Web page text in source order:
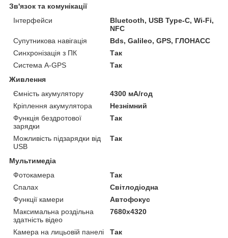
Зв'язок та комунікації
Інтерфейси
Bluetooth, USB Type-C, Wi-Fi,
NFC
Супутникова навігація
Bds, Galileo, GPS, ГЛОНАСС
Синхронізація з ПК
Так
Система A-GPS
Так
Живлення
Ємність акумулятору
4300 мА/год
Кріплення акумулятора
Незнімний
Функція бездротової
зарядки
Так
Можливість підзарядки від
USB
Так
Мультимедіа
Фотокамера
Так
Спалах
Світлодіодна
Функції камери
Автофокус
Максимальна роздільна
здатність відео
7680x4320
Камера на лицьовій панелі
Так